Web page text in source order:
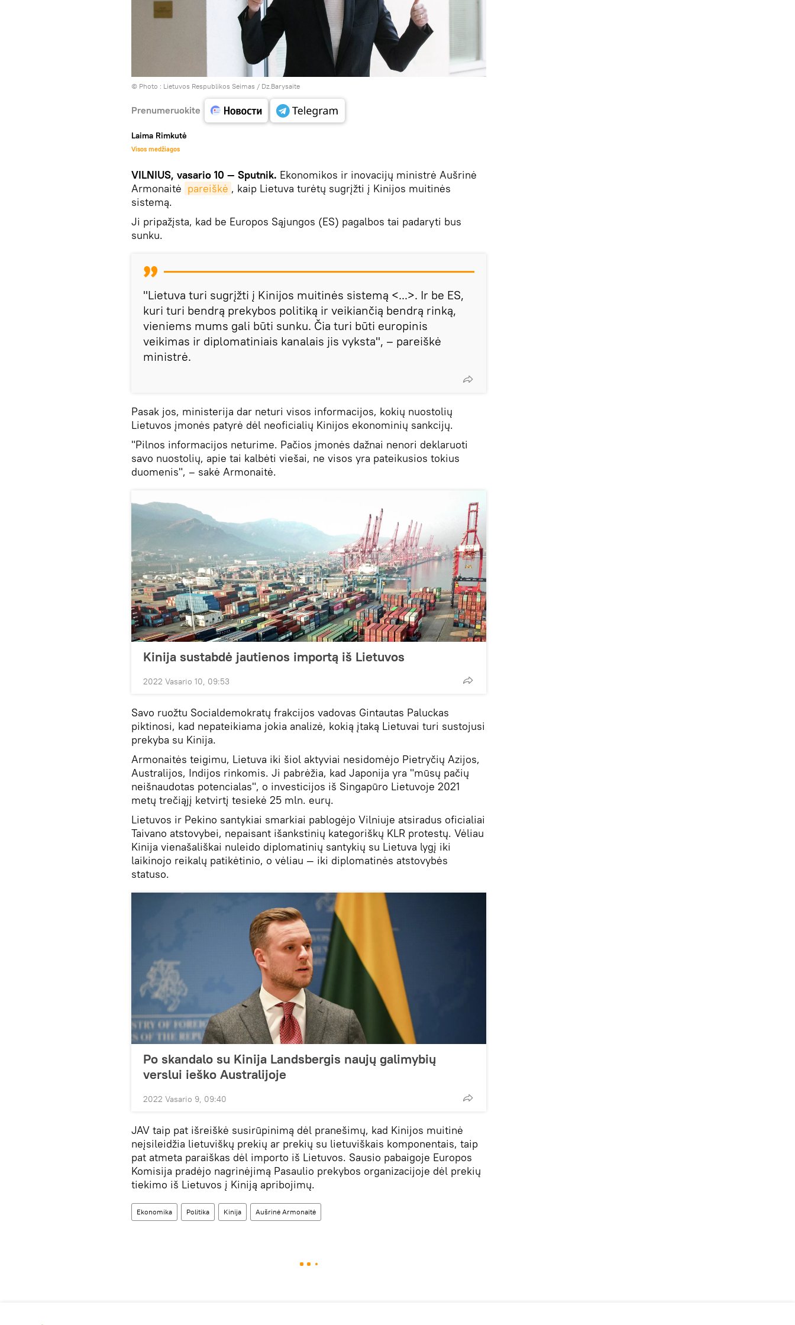
© Photo : Lietuvos Respublikos Seimas / Dz.Barysaite
Prenumeruokite
Laima Rimkutė
Visos medžiagos
VILNIUS, vasario 10 — Sputnik. Ekonomikos ir inovacijų ministrė Aušrinė
Armonaitė pareiškė , kaip Lietuva turėtų sugrįžti į Kinijos muitinės
sistemą.
Ji pripažįsta, kad be Europos Sąjungos (ES) pagalbos tai padaryti bus
sunku.
"Lietuva turi sugrįžti į Kinijos muitinės sistemą <...>. Ir be ES,
kuri turi bendrą prekybos politiką ir veikiančią bendrą rinką,
vieniems mums gali būti sunku. Čia turi būti europinis
veikimas ir diplomatiniais kanalais jis vyksta", – pareiškė
ministrė.
Pasak jos, ministerija dar neturi visos informacijos, kokių nuostolių
Lietuvos įmonės patyrė dėl neoficialių Kinijos ekonominių sankcijų.
"Pilnos informacijos neturime. Pačios įmonės dažnai nenori deklaruoti
savo nuostolių, apie tai kalbėti viešai, ne visos yra pateikusios tokius
duomenis", – sakė Armonaitė.
Kinija sustabdė jautienos importą iš Lietuvos
2022 Vasario 10, 09:53
Savo ruožtu Socialdemokratų frakcijos vadovas Gintautas Paluckas
piktinosi, kad nepateikiama jokia analizė, kokią įtaką Lietuvai turi sustojusi
prekyba su Kinija.
Armonaitės teigimu, Lietuva iki šiol aktyviai nesidomėjo Pietryčių Azijos,
Australijos, Indijos rinkomis. Ji pabrėžia, kad Japonija yra "mūsų pačių
neišnaudotas potencialas", o investicijos iš Singapūro Lietuvoje 2021
metų trečiąjį ketvirtį tesiekė 25 mln. eurų.
Lietuvos ir Pekino santykiai smarkiai pablogėjo Vilniuje atsiradus oficialiai
Taivano atstovybei, nepaisant išankstinių kategoriškų KLR protestų. Vėliau
Kinija vienašališkai nuleido diplomatinių santykių su Lietuva lygį iki
laikinojo reikalų patikėtinio, o vėliau — iki diplomatinės atstovybės
statuso.
Po skandalo su Kinija Landsbergis naujų galimybių
verslui ieško Australijoje
2022 Vasario 9, 09:40
JAV taip pat išreiškė susirūpinimą dėl pranešimų, kad Kinijos muitinė
neįsileidžia lietuviškų prekių ar prekių su lietuviškais komponentais, taip
pat atmeta paraiškas dėl importo iš Lietuvos. Sausio pabaigoje Europos
Komisija pradėjo nagrinėjimą Pasaulio prekybos organizacijoje dėl prekių
tiekimo iš Lietuvos į Kiniją apribojimų.
Ekonomika Politika Kinija Aušrinė Armonaitė